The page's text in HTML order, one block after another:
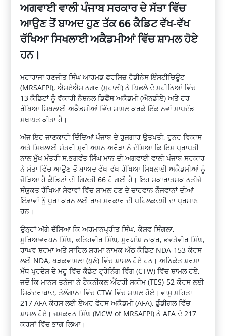
ਅਗਵਾਈ ਵਾਲੀ ਪੰਜਾਬ ਸਰਕਾਰ ਦੇ ਸੱਤਾ ਵਿੱਚ
ਆਉਣ ਤੋਂ ਬਾਅਦ ਹੁਣ ਤੱਕ 66 ਕੈਡਿਟ ਵੱਖ-ਵੱਖ
ਰੱਖਿਆ ਸਿਖਲਾਈ ਅਕੈਡਮੀਆਂ ਵਿੱਚ ਸ਼ਾਮਲ ਹੋਏ
ਹਨ।
ਮਹਾਰਾਜਾ ਰਣਜੀਤ ਸਿੰਘ ਆਰਮਡ ਫੋਰਸਿਜ਼ ਰੈਡੀਨੇਸ ਇੰਸਟੀਚਿਊਟ
(MRSAFPI), ਐਸਏਐਸ ਨਗਰ (ਮੁਹਾਲੀ) ਨੇ ਪਿਛਲੇ ਦੋ ਮਹੀਨਿਆਂ ਵਿੱਚ
13 ਕੈਡਿਟਾਂ ਨੂੰ ਵੱਕਾਰੀ ਨੈਸ਼ਨਲ ਡਿਫੈਂਸ ਅਕੈਡਮੀ (ਐਨਡੀਏ) ਅਤੇ ਹੋਰ
ਰੱਖਿਆ ਸਿਖਲਾਈ ਅਕੈਡਮੀਆਂ ਵਿੱਚ ਸ਼ਾਮਲ ਕਰਕੇ ਇੱਕ ਨਵਾਂ ਮਾਪਦੰਡ
ਸਥਾਪਤ ਕੀਤਾ ਹੈ।
ਅੱਜ ਇਹ ਜਾਣਕਾਰੀ ਦਿੰਦਿਆਂ ਪੰਜਾਬ ਦੇ ਰੁਜ਼ਗਾਰ ਉਤਪਤੀ, ਹੁਨਰ ਵਿਕਾਸ
ਅਤੇ ਸਿਖਲਾਈ ਮੰਤਰੀ ਸ੍ਰੀ ਅਮਨ ਅਰੋੜਾ ਨੇ ਦੱਸਿਆ ਕਿ ਇਸ ਪ੍ਰਾਪਤੀ
ਨਾਲ ਮੁੱਖ ਮੰਤਰੀ ਸ.ਭਗਵੰਤ ਸਿੰਘ ਮਾਨ ਦੀ ਅਗਵਾਈ ਵਾਲੀ ਪੰਜਾਬ ਸਰਕਾਰ
ਨੇ ਸੱਤਾ ਵਿੱਚ ਆਉਣ ਤੋਂ ਬਾਅਦ ਵੱਖ-ਵੱਖ ਰੱਖਿਆ ਸਿਖਲਾਈ ਅਕੈਡਮੀਆਂ ਨੂੰ
ਜੋੜਿਆ ਹੈ ਕੈਡਿਟਾਂ ਦੀ ਗਿਣਤੀ 66 ਹੋ ਗਈ ਹੈ। ਇਹ ਸਕਾਰਾਤਮਕ ਨਤੀਜੇ
ਸੰਯੁਕਤ ਰੱਖਿਆ ਸੇਵਾਵਾਂ ਵਿੱਚ ਸ਼ਾਮਲ ਹੋਣ ਦੇ ਚਾਹਵਾਨ ਨੌਜਵਾਨਾਂ ਦੀਆਂ
ਇੱਛਾਵਾਂ ਨੂੰ ਪੂਰਾ ਕਰਨ ਲਈ ਰਾਜ ਸਰਕਾਰ ਦੀ ਪਹਿਲਕਦਮੀ ਦਾ ਪ੍ਰਮਾਣ
ਹਨ।
ਉਨ੍ਹਾਂ ਅੱਗੇ ਦੱਸਿਆ ਕਿ ਅਰਮਾਨਪ੍ਰੀਤ ਸਿੰਘ, ਕੇਸ਼ਵ ਸਿੰਗਲਾ,
ਸੂਰਿਆਵਰਧਨ ਸਿੰਘ, ਫਤਿਹਵੀਰ ਸਿੰਘ, ਸੂਰਯਾਂਸ਼ ਠਾਕੁਰ, ਭਵਤੇਵੀਰ ਸਿੰਘ,
ਰਾਘਵ ਸ਼ਰਮਾ ਅਤੇ ਸਾਹਿਲ ਸ਼ਰਮਾ ਨਾਮਕ ਅੱਠ ਕੈਡਿਟ NDA-153 ਕੋਰਸ
ਲਈ NDA, ਖੜਕਵਾਸਲਾ (ਪੁਣੇ) ਵਿੱਚ ਸ਼ਾਮਲ ਹੋਏ ਹਨ। ਅਨਿਕੇਤ ਸ਼ਰਮਾ
ਮੱਧ ਪ੍ਰਦੇਸ਼ ਦੇ ਮਹੂ ਵਿੱਚ ਕੈਡੇਟ ਟ੍ਰੇਨਿੰਗ ਵਿੰਗ (CTW) ਵਿੱਚ ਸ਼ਾਮਲ ਹੋਏ,
ਜਦੋਂ ਕਿ ਮਾਨਸ ਤਨੇਜਾ ਨੇ ਟੈਕਨੀਕਲ ਐਂਟਰੀ ਸਕੀਮ (TES)-52 ਕੋਰਸ ਲਈ
ਸਿਕੰਦਰਾਬਾਦ, ਤੇਲੰਗਾਨਾ ਵਿੱਚ CTW ਵਿੱਚ ਸ਼ਾਮਲ ਹੋਏ। ਵਾਸੂ ਮਹਿਤਾ
217 AFA ਕੋਰਸ ਲਈ ਏਅਰ ਫੋਰਸ ਅਕੈਡਮੀ (AFA), ਡੁੰਡੀਗਲ ਵਿੱਚ
ਸ਼ਾਮਲ ਹੋਏ। ਜਸਕਰਨ ਸਿੰਘ (MCW of MRSAFPI) ਨੇ AFA ਦੇ 217
ਕੋਰਸਾਂ ਵਿੱਚ ਭਾਗ ਲਿਆ।